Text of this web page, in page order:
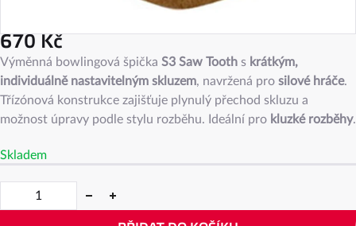
670 Kč
Měrná
cena:
Skladem
Výměnná bowlingová špička S3 Saw Tooth s krátkým,
individuálně nastavitelným skluzem, navržená pro silové hráče.
Třízónová konstrukce zajišťuje plynulý přechod skluzu a
možnost úpravy podle stylu rozběhu. Ideální pro kluzké rozběhy.